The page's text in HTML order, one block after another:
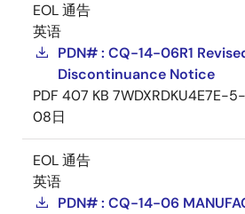
EOL 通告
英语
PDN# : CQ-14-06R1
Discontinuance Notice
PDF 407 KB 7WDXRDKU4E7E-
08日
EOL 通告
英语
PDN# : CQ-14-06